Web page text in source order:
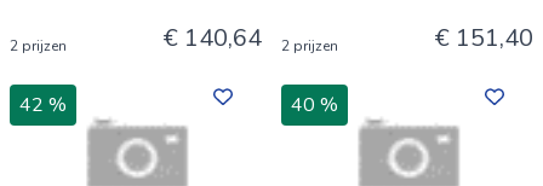
2 prijzen € 140,64 2 prijzen € 151,40
42 % 40 %